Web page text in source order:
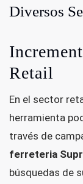
Diversos
Retail
En el sector
herramienta
través de
ferreteria
búsquedas de